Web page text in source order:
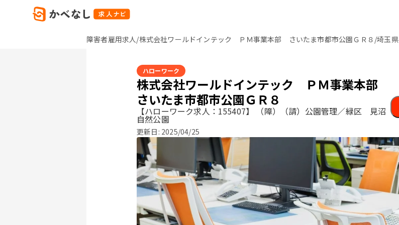
障害者雇用求人/株式会社ワールドインテック ＰＭ事業本部 さいたま市都市公園ＧＲ８/埼玉県
ハローワーク
株式会社ワールドインテック ＰＭ事業本部
さいたま市都市公園ＧＲ８
【ハローワーク求人：155407】 （障）（請）公園管理／緑区 見沼
自然公園
更新日: 2025/04/25